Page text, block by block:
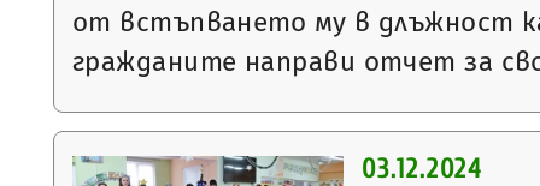
от встъпването му в длъжност
гражданите направи отчет за
03.12.2024